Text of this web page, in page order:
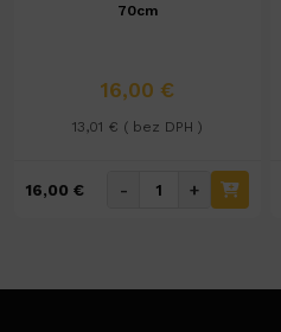
70cm
16,00 €
13,01 € ( bez DPH )
16,00 € - +